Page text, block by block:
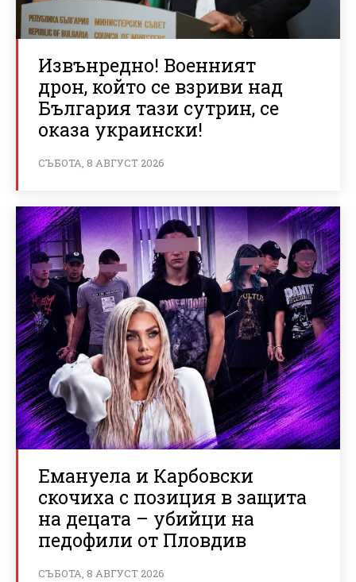
Извънредно! Военният
дрон, който се взриви над
България тази сутрин, се
оказа украински!
СЪБОТА, 8 АВГУСТ 2026
Емануела и Карбовски
скочиха с позиция в защита
на децата – убийци на
педофили от Пловдив
СЪБОТА, 8 АВГУСТ 2026